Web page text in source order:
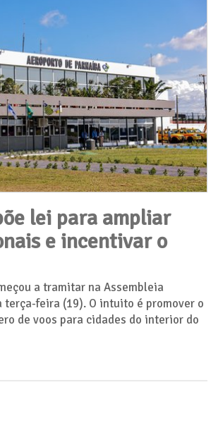
lei para ampliar
e incentivar o
a tramitar na Assembleia
feira (19). O intuito é promover o
de voos para cidades do interior do